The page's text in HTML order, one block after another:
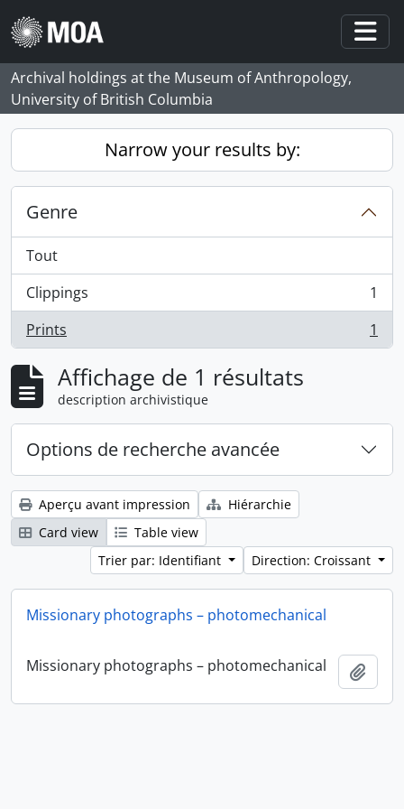
Skip to main content
Archival holdings at the Museum of Anthropology,
University of British Columbia
Narrow your results by:
Genre
Tout
Clippings
, 1 résultats
1
Prints
, 1 résultats 1
Affichage de 1 résultats
description archivistique
Options de recherche avancée
Aperçu avant impression
Hiérarchie
Card view
Table view
Trier par: Identifiant
Direction: Croissant
Missionary photographs – photomechanical
Missionary photographs – photomechanical